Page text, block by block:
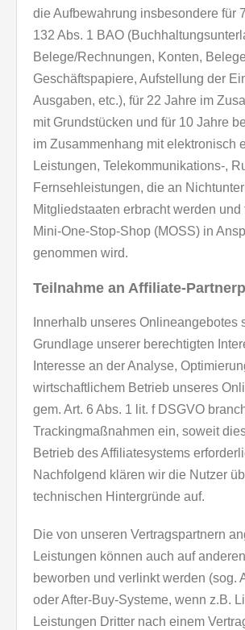
die Aufbewahrung insbesondere für
132 Abs. 1 BAO
Belege/Rechnungen, Konten,
Geschäftspapiere, Aufstellung der
Ausgaben, etc.), für 22 Jahre im
mit Grundstücken und für 10 Jahre
im Zusammenhang mit elektronisch
Leistungen, Telekommunikations-,
Fernsehleistungen, die an
Mitgliedstaaten erbracht werden und
Mini-One-Stop-Shop (MOSS) in
genommen wird.
Teilnahme an Affiliate-
Innerhalb unseres Onlineangebotes
Grundlage unserer berechtigten
Interesse an der Analyse,
wirtschaftlichem Betrieb unseres
gem. Art. 6 Abs. 1 lit. f DSGVO
Trackingmaßnahmen ein, soweit
Betrieb des Affiliatesystems
Nachfolgend klären wir die Nutzer
technischen Hintergründe auf.
Die von unseren Vertragspartnern
Leistungen können auch auf
beworben und verlinkt werden (sog.
oder After-Buy-Systeme, wenn z.B.
Leistungen Dritter nach einem